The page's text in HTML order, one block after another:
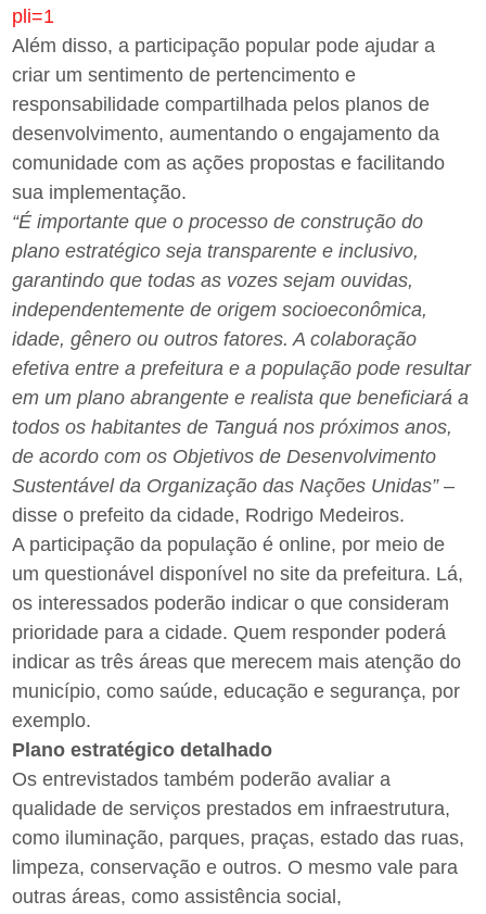
pli=1
Além disso, a participação popular pode ajudar a
criar um sentimento de pertencimento e
responsabilidade compartilhada pelos planos de
desenvolvimento, aumentando o engajamento da
comunidade com as ações propostas e facilitando
sua implementação.
“É importante que o processo de construção do
plano estratégico seja transparente e inclusivo,
garantindo que todas as vozes sejam ouvidas,
independentemente de origem socioeconômica,
idade, gênero ou outros fatores. A colaboração
efetiva entre a prefeitura e a população pode resultar
em um plano abrangente e realista que beneficiará a
todos os habitantes de Tanguá nos próximos anos,
de acordo com os Objetivos de Desenvolvimento
Sustentável da Organização das Nações Unidas”–
disse o prefeito da cidade, Rodrigo Medeiros.
A participação da população é online, por meio de
um questionável disponível no site da prefeitura. Lá,
os interessados poderão indicar o que consideram
prioridade para a cidade. Quem responder poderá
indicar as três áreas que merecem mais atenção do
município, como saúde, educação e segurança, por
exemplo.
Plano estratégico detalhado
Os entrevistados também poderão avaliar a
qualidade de serviços prestados em infraestrutura,
como iluminação, parques, praças, estado das ruas,
limpeza, conservação e outros. O mesmo vale para
outras áreas, como assistência social,